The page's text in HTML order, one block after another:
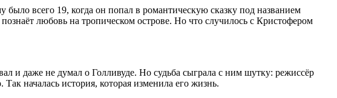
всего 19, когда он попал в романтическую сказку под названием
любовь на тропическом острове. Но что случилось с Кристофером
и даже не думал о Голливуде. Но судьба сыграла с ним шутку: режиссёр
началась история, которая изменила его жизнь.